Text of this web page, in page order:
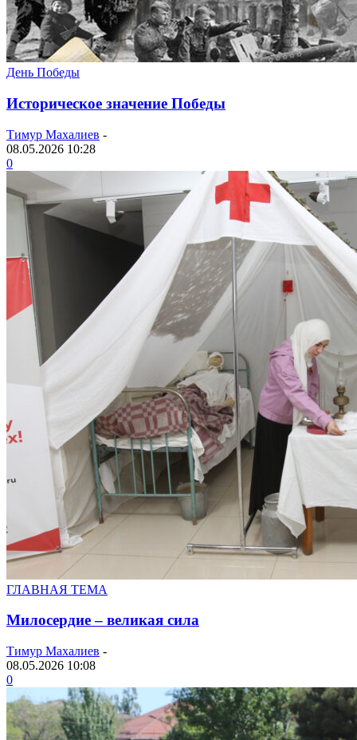
День Победы
Историческое значение Победы
Тимур Махалиев -
08.05.2026 10:28
0
ГЛАВНАЯ ТЕМА
Милосердие – великая сила
Тимур Махалиев -
08.05.2026 10:08
0